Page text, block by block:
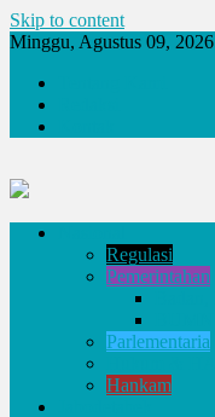
Skip to content
Minggu, Agustus 09, 2026
Regulasi
Pemerintahan
Parlementaria
Hankam